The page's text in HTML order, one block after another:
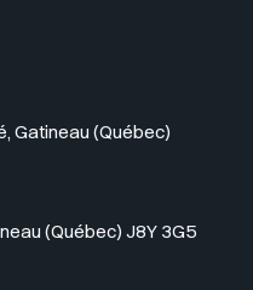
Gatineau (Québec)
(Québec) J8Y 3G5